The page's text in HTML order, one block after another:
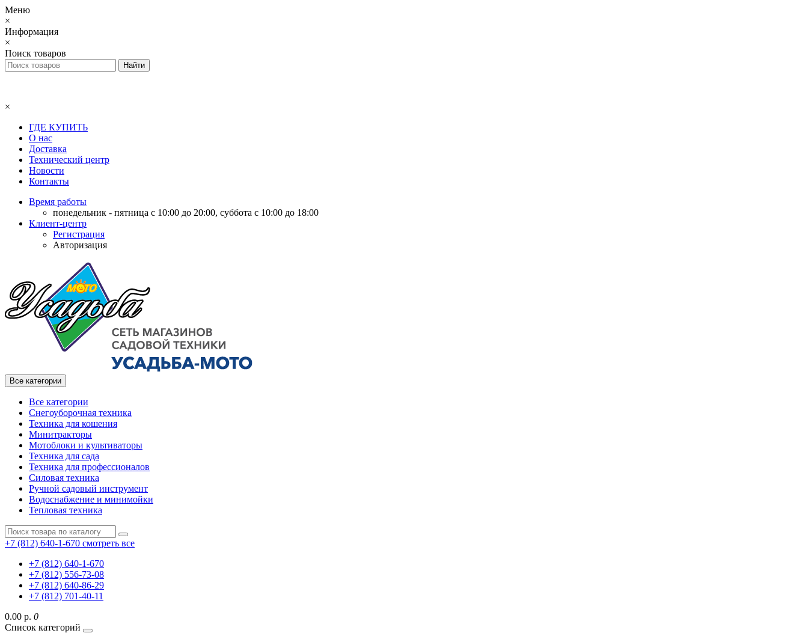
Меню
×
Информация
×
Поиск товаров
×
ГДЕ КУПИТЬ
О нас
Доставка
Технический центр
Новости
Контакты
Время работы
понедельник - пятница с 10:00 до 20:00, суббота с 10:00 до 18:00
Клиент-центр
Регистрация
Авторизация
Все категории
Все категории
Снегоуборочная техника
Техника для кошения
Минитракторы
Мотоблоки и культиваторы
Техника для сада
Техника для профессионалов
Силовая техника
Ручной садовый инструмент
Водоснабжение и минимойки
Тепловая техника
+7 (812) 640-1-670 смотреть все
+7 (812) 640-1-670
+7 (812) 556-73-08
+7 (812) 640-86-29
+7 (812) 701-40-11
0.00 р. 0
Список категорий